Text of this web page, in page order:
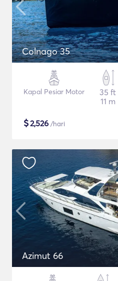
Colnago 35
Kapal Pesiar Motor
35 ft
11 m
$2,526 /hari
Azimut 66